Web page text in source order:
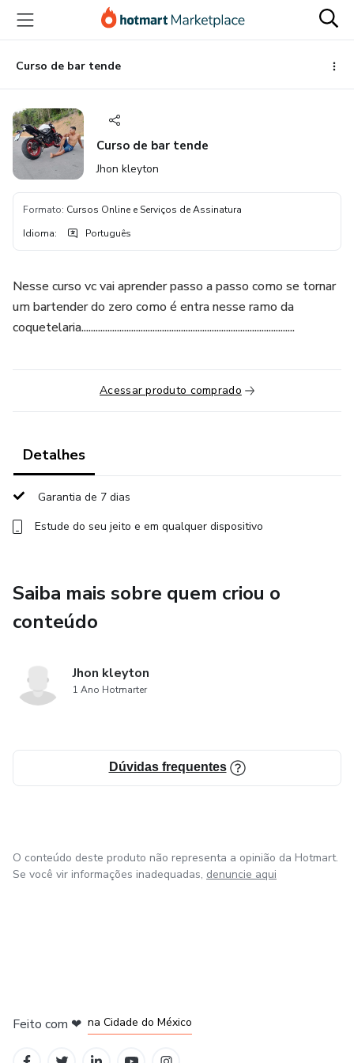
para
conteúdo
principal
para
pagamento
para
rodapé
Curso de bar tende
Curso de bar tende
Jhon kleyton
Formato: Cursos Online e Serviços de Assinatura
Idioma: Português
Nesse curso vc vai aprender passo a passo como se tornar
um bartender do zero como é entra nesse ramo da
coquetelaria..........................................................................................
Acessar produto comprado
Detalhes
Garantia de 7 dias
Estude do seu jeito e em qualquer dispositivo
Saiba mais sobre quem criou o
conteúdo
Jhon kleyton
1 Ano Hotmarter
Dúvidas frequentes
O conteúdo deste produto não representa a opinião da Hotmart.
Se você vir informações inadequadas, denuncie aqui
Feito com ❤ na Cidade do México